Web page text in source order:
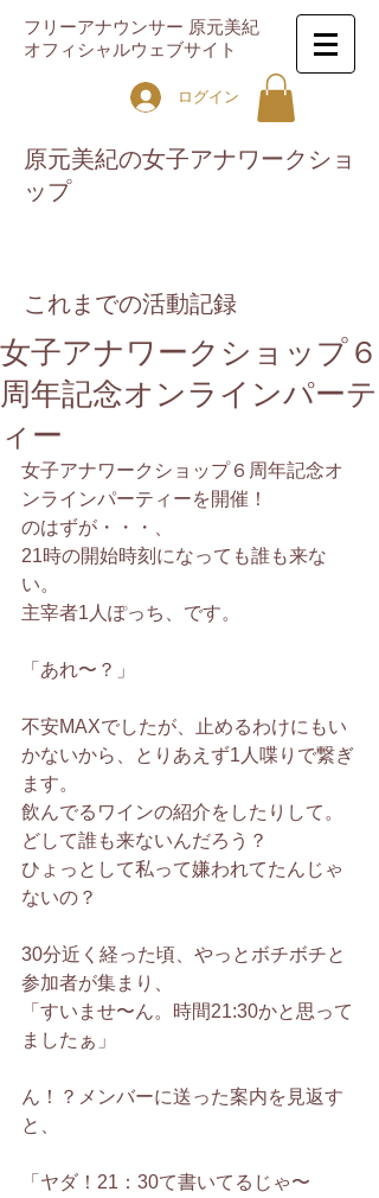
フリーアナウンサー 原元美紀
オフィシャルウェブサイト
ログイン
原元美紀の女子アナワークショ
ップ
これまでの活動記録
女子アナワークショップ６
周年記念オンラインパーテ
ィー
女子アナワークショップ６周年記念オ
ンラインパーティーを開催！
のはずが・・・、
21時の開始時刻になっても誰も来な
い。
主宰者1人ぽっち、です。
「あれ〜？」
不安MAXでしたが、止めるわけにもい
かないから、とりあえず1人喋りで繋ぎ
ます。
飲んでるワインの紹介をしたりして。
どして誰も来ないんだろう？
ひょっとして私って嫌われてたんじゃ
ないの？
30分近く経った頃、やっとボチボチと
参加者が集まり、
「すいませ〜ん。時間21:30かと思って
ましたぁ」
ん！？メンバーに送った案内を見返す
と、
「ヤダ！21：30て書いてるじゃ〜